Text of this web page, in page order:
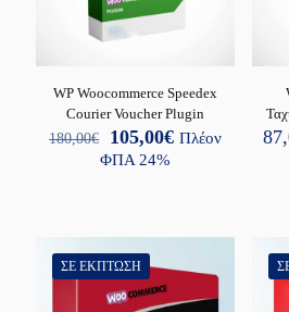
WP Woocommerce Speedex
Courier Voucher Plugin
180,00€
Original
price
105,00€ΗΠλέον
ΦΠΑ 24%
ΣΕ ΈΚΠΤΩΣΗ